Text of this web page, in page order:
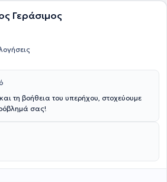
οργάνωση σεμιναρίων. Είναι από τους
τεκμηρίωσαν διεθνώς ότι η συντηρητική
ή να εξαφανίσει τον όγκο της κήλης
και ότι η παρετική ισχιαλγία από
πλέον απόλυτη ένδειξη για εγχείρηση,
εξίσου καλά ή καλύτερα
Γεράσιμος
τη βοήθεια του υπερήχου, στοχεύουμε
σας!